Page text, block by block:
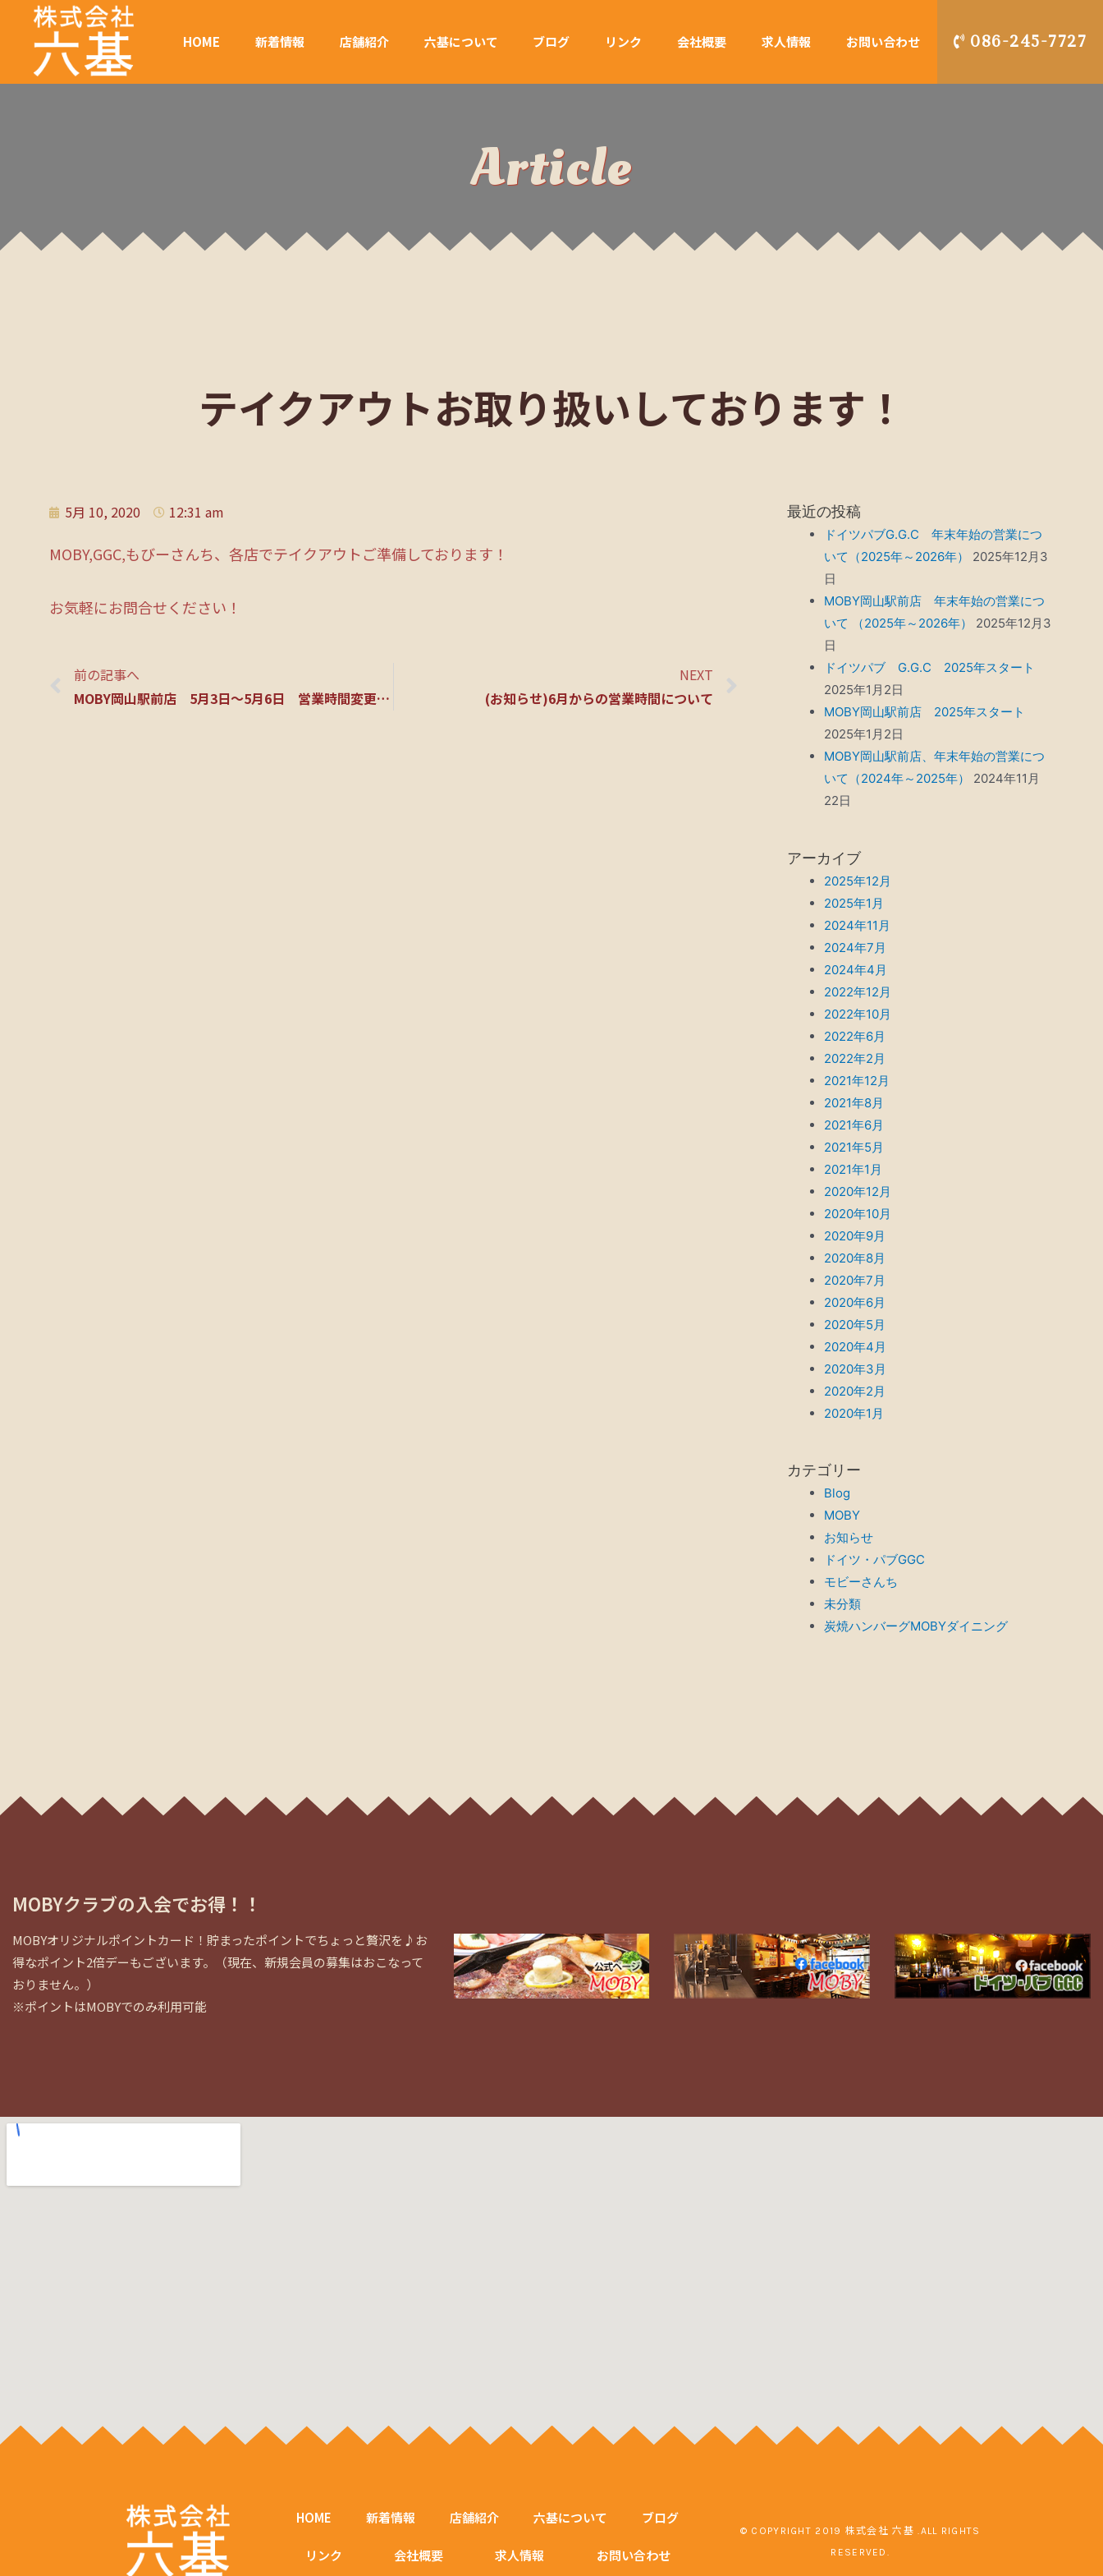
HOME 新着情報 店舗紹介 六基について ブログ リンク 会社概要 求人情報 お問い合わせ 086-245-7727
Article
テイクアウトお取り扱いしております！
5月 10, 2020 12:31 am
MOBY,GGC,もびーさんち、各店でテイクアウトご準備しております！
お気軽にお問合せください！
前の記事へ
MOBY岡山駅前店 5月3日～5月6日 営業時間変更のお知らせ
NEXT
(お知らせ)6月からの営業時間について
最近の投稿
ドイツパブG.G.C 年末年始の営業につ
いて（2025年～2026年）
2025年12月3
日
MOBY岡山駅前店 年末年始の営業につ
いて （2025年～2026年）
2025年12月3
日
ドイツパブ G.G.C 2025年スタート
2025年1月2日
MOBY岡山駅前店 2025年スタート
2025年1月2日
MOBY岡山駅前店、年末年始の営業につ
いて（2024年～2025年）
2024年11月
22日
アーカイブ
2025年12月
2025年1月
2024年11月
2024年7月
2024年4月
2022年12月
2022年10月
2022年6月
2022年2月
2021年12月
2021年8月
2021年6月
2021年5月
2021年1月
2020年12月
2020年10月
2020年9月
2020年8月
2020年7月
2020年6月
2020年5月
2020年4月
2020年3月
2020年2月
2020年1月
カテゴリー
Blog
MOBY
お知らせ
ドイツ・パブGGC
モビーさんち
未分類
炭焼ハンバーグMOBYダイニング
MOBYクラブの入会でお得！！
MOBYオリジナルポイントカード！貯まったポイントでちょっと贅沢を♪お
得なポイント2倍デーもございます。（現在、新規会員の募集はおこなって
おりません。）
※ポイントはMOBYでのみ利用可能
HOME 新着情報 店舗紹介 六基について ブログ
リンク 会社概要 求人情報 お問い合わせ
© COPYRIGHT 2019 株式会社 六基 .ALL RIGHTS
RESERVED.